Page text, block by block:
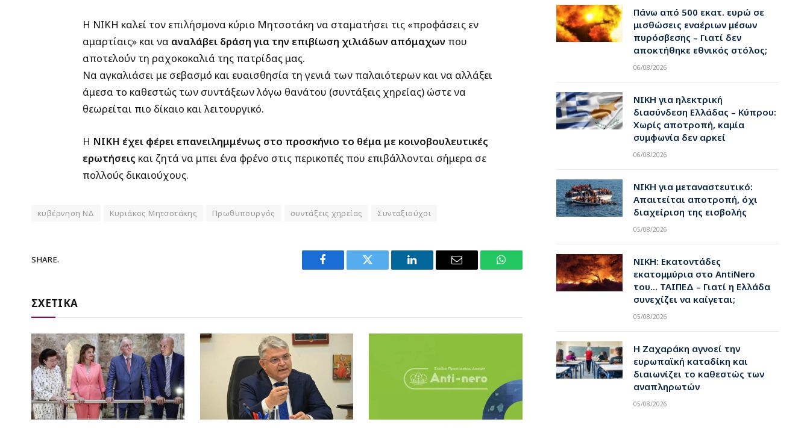
Η ΝΙΚΗ καλεί τον επιλήσμονα κύριο Μητσοτάκη να σταματήσει τις «προφάσεις εν
αμαρτίαις» και να αναλάβει δράση για την επιβίωση χιλιάδων απόμαχωνπου
αποτελούν τη ραχοκοκαλιά της πατρίδας μας.
Να αγκαλιάσει με σεβασμό και ευαισθησία τη γενιά των παλαιότερων και να αλλάξει
άμεσα το καθεστώς των συντάξεων λόγω θανάτου (συντάξεις χηρείας) ώστε να
θεωρείται πιο δίκαιο και λειτουργικό.
Η ΝΙΚΗ έχει φέρει επανειλημμένως στο προσκήνιο το θέμα με κοινοβουλευτικές
ερωτήσεις και ζητά να μπει ένα φρένο στις περικοπές που επιβάλλονται σήμερα σε
πολλούς δικαιούχους.
κυβέρνηση ΝΔ Κυριάκος Μητσοτάκης Πρωθυπουργός συντάξεις χηρείας Συνταξιούχοι
SHARE.
Facebook Twitter LinkedIn Email WhatsApp
ΣΧΕΤΙΚΑ
Πάνω από 500 εκατ. ευρώ σε
μισθώσεις εναέριων μέσων
πυρόσβεσης – Γιατί δεν
αποκτήθηκε εθνικός στόλος;
06/08/2026
ΝΙΚΗ για ηλεκτρική
διασύνδεση Ελλάδας – Κύπρου:
Χωρίς αποτροπή, καμία
συμφωνία δεν αρκεί
06/08/2026
ΝΙΚΗ για μεταναστευτικό:
Απαιτείται αποτροπή, όχι
διαχείριση της εισβολής
05/08/2026
ΝΙΚΗ: Εκατοντάδες
εκατομμύρια στο AntiNero
του… ΤΑΙΠΕΔ – Γιατί η Ελλάδα
συνεχίζει να καίγεται;
05/08/2026
Η Ζαχαράκη αγνοεί την
ευρωπαϊκή καταδίκη και
διαιωνίζει το καθεστώς των
αναπληρωτών
05/08/2026